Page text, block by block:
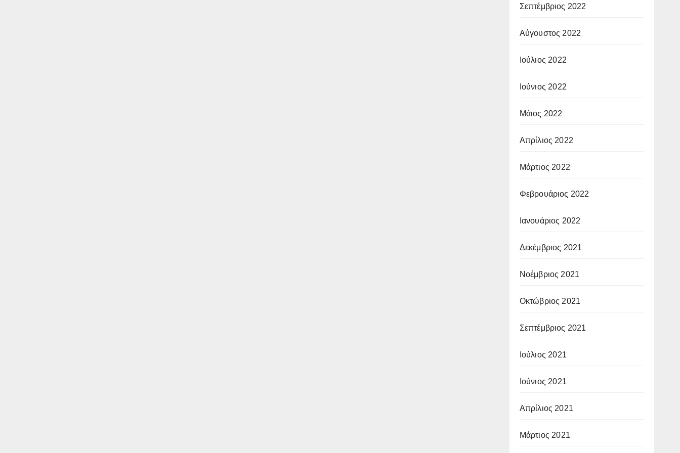
Σεπτέμβριος 2022
Αύγουστος 2022
Ιούλιος 2022
Ιούνιος 2022
Μάιος 2022
Απρίλιος 2022
Μάρτιος 2022
Φεβρουάριος 2022
Ιανουάριος 2022
Δεκέμβριος 2021
Νοέμβριος 2021
Οκτώβριος 2021
Σεπτέμβριος 2021
Ιούλιος 2021
Ιούνιος 2021
Απρίλιος 2021
Μάρτιος 2021